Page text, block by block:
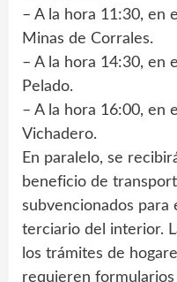
– A la hora 11:30, en
Minas de Corrales.
– A la hora 14:30, en
Pelado.
– A la hora 16:00, en
Vichadero.
En paralelo, se
beneficio de
subvencionados para
terciario del interior.
los trámites de
requieren